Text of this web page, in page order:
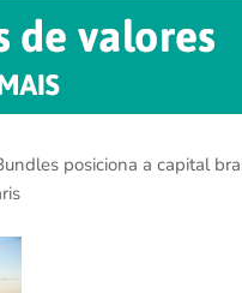
posiciona a capital